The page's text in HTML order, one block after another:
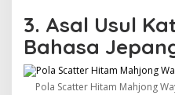
3. Asal Usul
Bahasa
Pola Scatter Hitam Mahjong